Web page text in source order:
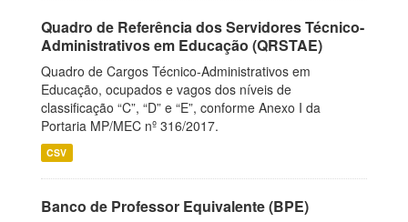
Quadro de Referência dos Servidores Técnico-
Administrativos em Educação (QRSTAE)
Quadro de Cargos Técnico-Administrativos em
Educação, ocupados e vagos dos níveis de
classificação “C”, “D” e “E”, conforme Anexo I da
Portaria MP/MEC nº 316/2017.
CSV
Banco de Professor Equivalente (BPE)